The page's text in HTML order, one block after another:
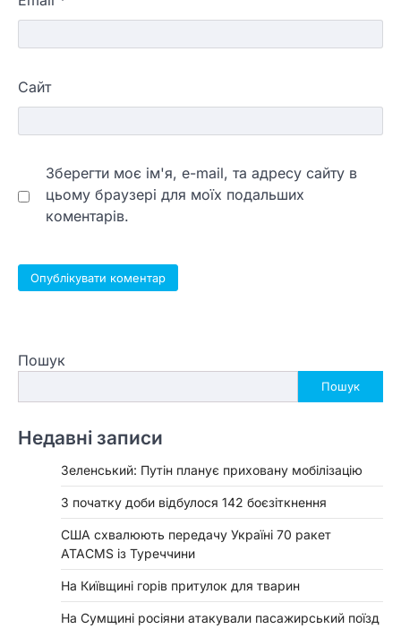
Сайт
Зберегти моє ім'я, e-mail, та адресу сайту в
цьому браузері для моїх подальших
коментарів.
Пошук
Пошук
Недавні записи
Зеленський: Путін планує приховану мобілізацію
З початку доби відбулося 142 боєзіткнення
США схвалюють передачу Україні 70 ракет
ATACMS із Туреччини
На Київщині горів притулок для тварин
На Сумщині росіяни атакували пасажирський поїзд